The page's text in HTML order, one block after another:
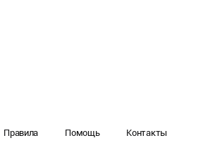
Правила Помощь Контакты